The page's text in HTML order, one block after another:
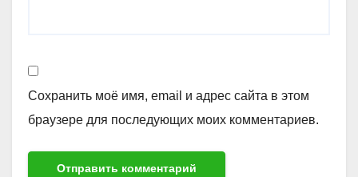
Сохранить моё имя, email и адрес сайта в этом
браузере для последующих моих комментариев.